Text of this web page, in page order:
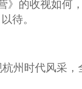
》的收视如何
待。
杭州时代风采